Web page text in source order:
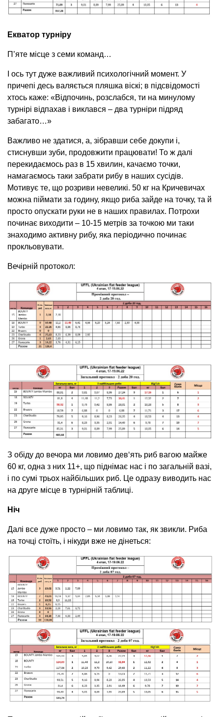
Екватор турніру
П’яте місце з семи команд…
І ось тут дуже важливий психологічний момент. У
причепі десь валяється пляшка віскі; в підсвідомості
хтось каже: «Відпочинь, розслабся, ти на минулому
турнірі відпахав і виклався – два турніри підряд
забагато…»
Важливо не здатися, а, зібравши себе докупи і,
стиснувши зуби, продовжити працювати! То ж далі
перекидаємось раз в 15 хвилин, качаємо точки,
намагаємось таки забрати рибу в наших сусідів.
Мотивує те, що розриви невеликі. 50 кг на Кричевичах
можна піймати за годину, якщо риба зайде на точку, та й
просто опускати руки не в наших правилах. Потрохи
починає виходити – 10-15 метрів за точкою ми таки
знаходимо активну рибу, яка періодично починає
прокльовувати.
Вечірній протокол:
З обіду до вечора ми ловимо дев‘ять риб вагою майже
60 кг, одна з них 11+, що піднімає нас і по загальній вазі,
і по сумі трьох найбільших риб. Це одразу виводить нас
на друге місце в турнірній таблиці.
Ніч
Далі все дуже просто – ми ловимо так, як звикли. Риба
на точці стоїть, і нікуди вже не дінеться: